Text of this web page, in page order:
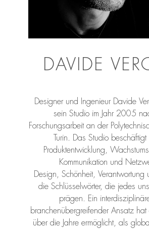
DAVIDE
Designer und Ingenieur Davide
sein Studio im Jahr 2005
Forschungsarbeit an der
Turin. Das Studio beschäftigt
Produktentwicklung,
Kommunikation und
Design, Schönheit, Verantwortung
die Schlüsselwörter, die jedes
prägen. Ein
branchenübergreifender Ansatz
über die Jahre ermöglicht, als